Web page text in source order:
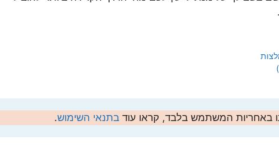
באחריות המשתמש בלבד, קראו עוד בתנאי השימוש.